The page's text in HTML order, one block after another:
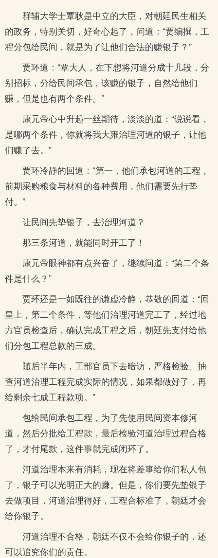
群辅大学士覃耿是中立的大臣，对朝廷民生相关
的政务，特别关切，好奇心起了，问道：“贾编撰，工
程分包给民间，就是为了让他们合法的赚银子？”
贾环道：“覃大人，在下想将河道分成十几段，分
别招标，分给民间承包，该赚的银子，自然给他们
赚，但是也有两个条件。”
康元帝心中升起一丝期待，淡淡的道：“说说看，
是哪两个条件，你就将我大雍治理河道的银子，让他
们赚了去。”
贾环冷静的回道：“第一，他们承包河道的工程，
前期采购粮食与材料的各种费用，他们需要先行垫
付。”
让民间先垫银子，去治理河道？
那三条河道，就能同时开工了！
康元帝眼神都有点兴奋了，继续问道：“第二个条
件是什么？”
贾环还是一如既往的谦虚冷静，恭敬的回道：“回
皇上，第二个条件，等他们治理河道完工了，经过地
方官员检查后，确认完成工程之后，朝廷先支付给他
们分包工程总款的三成。
随后半年内，工部官员下去暗访，严格检验、抽
查河道治理工程完成实际的情况，如果都做好了，再
给剩余七成工程款项。”
包给民间承包工程，为了先使用民间资本修河
道，然后分批给工程款，最后检验河道治理过程合格
了，才付尾款，这件事就完成闭环了。
河道治理本来有消耗，现在将差事给你们私人包
了，银子可以光明正大的赚。但是，你们要先垫银子
去做项目，河道治理得好，工程合标准了，朝廷才会
给你银子。
河道治理不合格，朝廷不仅不会给你银子的，还
可以追究你们的责任。